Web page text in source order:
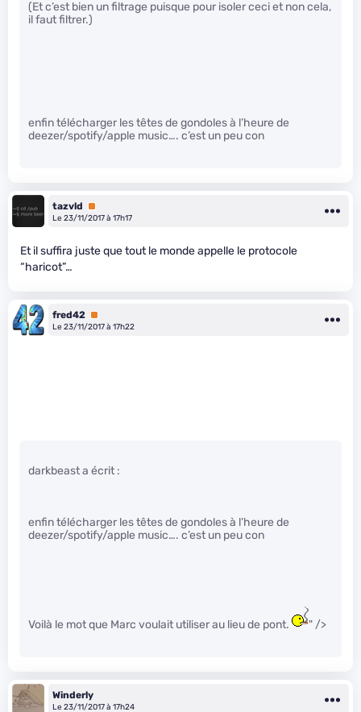
(Et c’est bien un filtrage puisque pour isoler ceci et non cela,
il faut filtrer.)
enfin télécharger les têtes de gondoles à l’heure de
deezer/spotify/apple music…. c’est un peu con
tazvld
Premium
Le 23/11/2017 à 17h17
Et il suffira juste que tout le monde appelle le protocole
“haricot”…
fred42 Premium
Le 23/11/2017 à 17h22
darkbeast a écrit :
enfin télécharger les têtes de gondoles à l’heure de
deezer/spotify/apple music…. c’est un peu con
Voilà le mot que Marc voulait utiliser au lieu de pont. " />
Winderly
Le 23/11/2017 à 17h24